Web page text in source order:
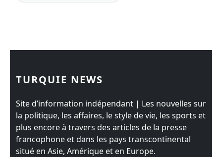
TURQUIE NEWS
Site d’information indépendant | Les nouvelles sur
la politique, les affaires, le style de vie, les sports et
plus encore à travers des articles de la presse
francophone et dans les pays transcontinental
situé en Asie, Amérique et en Europe.